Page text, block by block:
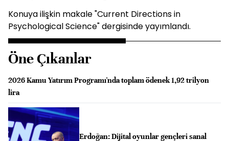
Konuya ilişkin makale "Current Directions in
Psychological Science" dergisinde yayımlandı.
Öne Çıkanlar
2026 Kamu Yatırım Programı'nda toplam ödenek 1,92 trilyon
lira
Erdoğan: Dijital oyunlar gençleri sanal